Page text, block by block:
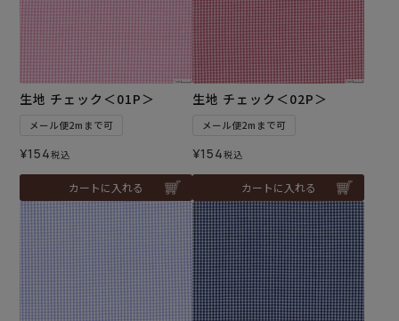
生地 チェック＜01P＞
メール便2mまで可
¥154税込
カートに入れる
生地 チェック＜02P＞
メール便2mまで可
¥154税込
カートに入れる